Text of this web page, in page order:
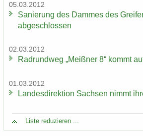
05.03.2012
Sa­nie­rung des Dam­mes des
ab­ge­schlos­sen
02.03.2012
Rad­rund­weg „Meiß­ner 8“ kommt
01.03.2012
Lan­des­di­rek­ti­on Sach­sen nimmt
Liste re­du­zie­ren ...